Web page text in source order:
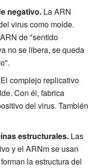
negativo. La ARN
virus como molde.
de "sentido
no se libera, se queda
El complejo replicativo
Con él, fabrica
del virus. También
estructurales. Las
y el ARNm se usan
la estructura del